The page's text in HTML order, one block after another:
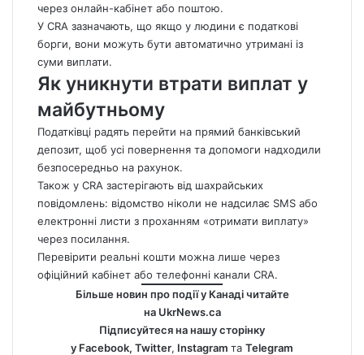
через онлайн-кабінет або поштою.
У CRA зазначають, що якщо у людини є податкові
борги, вони можуть бути автоматично утримані із
суми виплати.
Як уникнути втрати виплат у
майбутньому
Податківці радять перейти на прямий банківський
депозит, щоб усі повернення та допомоги надходили
безпосередньо на рахунок.
Також у CRA застерігають від шахрайських
повідомлень: відомство ніколи не надсилає SMS або
електронні листи з проханням «отримати виплату»
через посилання.
Перевірити реальні кошти можна лише через
офіційний кабінет або телефонні канали CRA.
Більше новин про події у Канаді читайте
на UkrNews.ca
Підписуйтеся на нашу сторінку
у Facebook, Twitter, Instagram та Telegram